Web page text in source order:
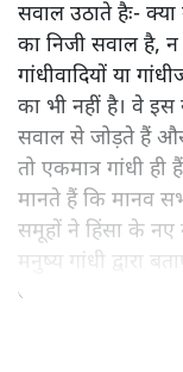
सवाल उठाते हैः-
का निजी सवाल है,
गांधीवादियों या
का भी नहीं है। वे इस
सवाल से जोड़ते हैं
तो एकमात्र गांधी
मानते हैं कि मानव
समूहों ने हिंसा के
मनुष्य गांधी द्वारा
अपनाएगा।